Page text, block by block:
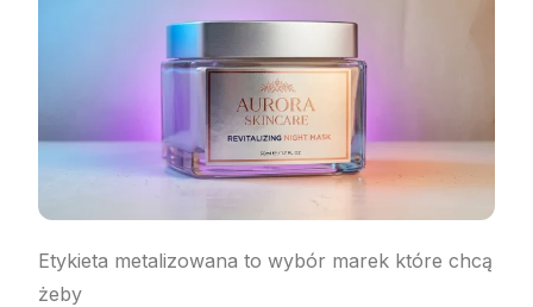
Etykieta metalizowana to wybór marek które chcą
żeby